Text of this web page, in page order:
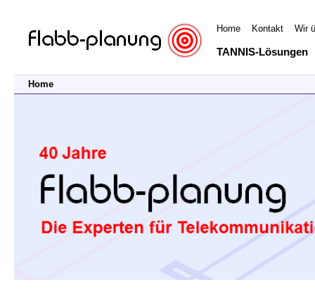
Home Kontakt Wir
TANNIS-Lösungen
Home